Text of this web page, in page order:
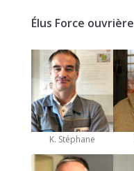
Élus Force ouvrière
K. Stéphane